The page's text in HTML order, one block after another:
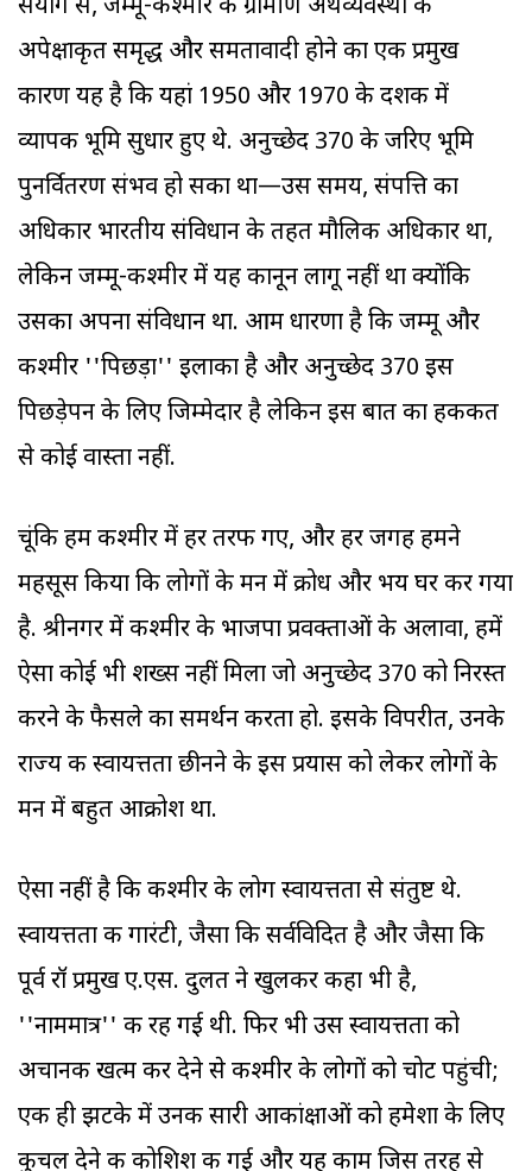
संयोग से, जम्मू-कश्मीर की ग्रामीण अर्थव्यवस्था के
अपेक्षाकृत समृद्ध और समतावादी होने का एक प्रमुख
कारण यह है कि यहां 1950 और 1970 के दशक में
व्यापक भूमि सुधार हुए थे. अनुच्छेद 370 के जरिए भूमि
पुनर्वितरण संभव हो सका था—उस समय, संपत्ति का
अधिकार भारतीय संविधान के तहत मौलिक अधिकार था,
लेकिन जम्मू-कश्मीर में यह कानून लागू नहीं था क्योंकि
उसका अपना संविधान था. आम धारणा है कि जम्मू और
कश्मीर ''पिछड़ा'' इलाका है और अनुच्छेद 370 इस
पिछड़ेपन के लिए जिम्मेदार है लेकिन इस बात का हकीकत
से कोई वास्ता नहीं.
चूंकि हम कश्मीर में हर तरफ गए, और हर जगह हमने
महसूस किया कि लोगों के मन में क्रोध और भय घर कर गया
है. श्रीनगर में कश्मीर के भाजपा प्रवक्ताओं के अलावा, हमें
ऐसा कोई भी शख्स नहीं मिला जो अनुच्छेद 370 को निरस्त
करने के फैसले का समर्थन करता हो. इसके विपरीत, उनके
राज्य की स्वायत्तता छीनने के इस प्रयास को लेकर लोगों के
मन में बहुत आक्रोश था.
ऐसा नहीं है कि कश्मीर के लोग स्वायत्तता से संतुष्ट थे.
स्वायत्तता की गारंटी, जैसा कि सर्वविदित है और जैसा कि
पूर्व रॉ प्रमुख ए.एस. दुलत ने खुलकर कहा भी है,
''नाममात्र'' की रह गई थी. फिर भी उस स्वायत्तता को
अचानक खत्म कर देने से कश्मीर के लोगों को चोट पहुंची;
एक ही झटके में उनकी सारी आकांक्षाओं को हमेशा के लिए
कुचल देने की कोशिश की गई और यह काम जिस तरह से